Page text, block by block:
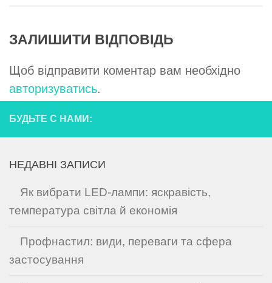
ЗАЛИШИТИ ВІДПОВІДЬ
Щоб відправити коментар вам необхідно
авторизуватись.
БУДЬТЕ С НАМИ:
НЕДАВНІ ЗАПИСИ
Як вибрати LED-лампи: яскравість,
температура світла й економія
Профнастил: види, переваги та сфера
застосування